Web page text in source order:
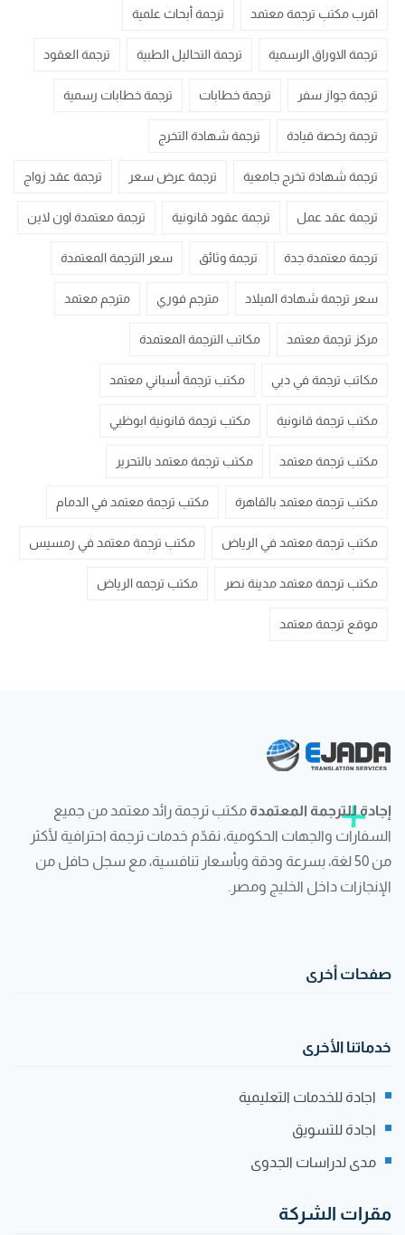
اقرب مكتب ترجمة معتمد ترجمة أبحاث علمية
ترجمة الاوراق الرسمية ترجمة التحاليل الطبية ترجمة العقود
ترجمة جواز سفر ترجمة خطابات ترجمة خطابات رسمية
ترجمة رخصة قيادة ترجمة شهادة التخرج
ترجمة شهادة تخرج جامعية ترجمة عرض سعر ترجمة عقد زواج
ترجمة عقد عمل ترجمة عقود قانونية ترجمة معتمدة اون لاين
ترجمة معتمدة جدة ترجمة وثائق سعر الترجمة المعتمدة
سعر ترجمة شهادة الميلاد مترجم فوري مترجم معتمد
مركز ترجمة معتمد مكاتب الترجمة المعتمدة
مكاتب ترجمة في دبي مكتب ترجمة أسباني معتمد
مكتب ترجمة قانونية مكتب ترجمة قانونية ابوظبي
مكتب ترجمة معتمد مكتب ترجمة معتمد بالتحرير
مكتب ترجمة معتمد بالقاهرة مكتب ترجمة معتمد في الدمام
مكتب ترجمة معتمد في الرياض مكتب ترجمة معتمد في رمسيس
مكتب ترجمة معتمد مدينة نصر مكتب ترجمه الرياض
موقع ترجمة معتمد
إجادة للترجمة المعتمدة مكتب ترجمة رائد معتمد من جميع
السفارات والجهات الحكومية، نقدّم خدمات ترجمة احترافية لأكثر
من 50 لغة، بسرعة ودقة وبأسعار تنافسية، مع سجل حافل من
الإنجازات داخل الخليج ومصر.
صفحات أخرى
خدماتنا الأخرى
اجادة للخدمات التعليمية
اجادة للتسويق
مدى لدراسات الجدوى
مقرات الشركة